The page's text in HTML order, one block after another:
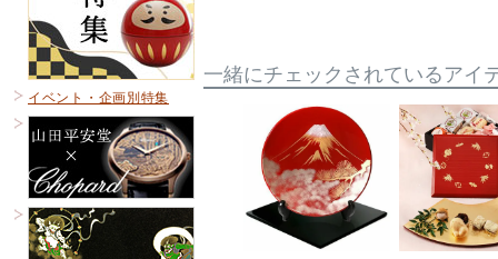
イベント・企画別特集
一緒にチェックされているアイ